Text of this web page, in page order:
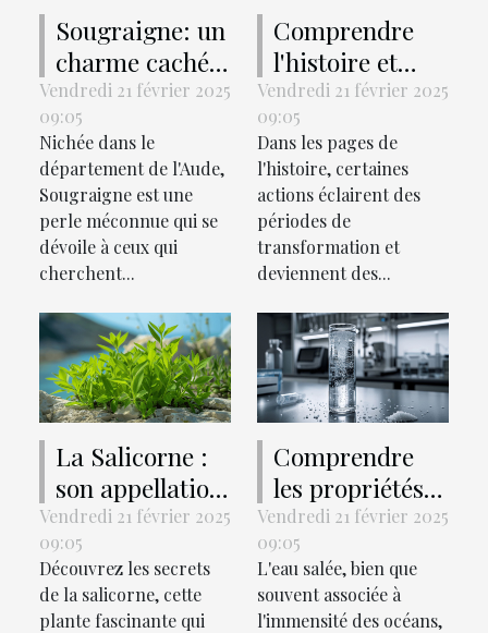
Sougraigne: un
charme caché
dans l'Aude à
découvrir
Vendredi 21 février 2025
09:05
Nichée dans le
département de l'Aude,
Sougraigne est une
perle méconnue qui se
dévoile à ceux qui
cherchent...
Comprendre
l'histoire et
l'importance de
la marche du
sel
Vendredi 21 février 2025
09:05
Dans les pages de
l'histoire, certaines
actions éclairent des
périodes de
transformation et
deviennent des...
La Salicorne :
son appellation
en anglais et
son importance
dans la région
de l'Aude
Vendredi 21 février 2025
09:05
Découvrez les secrets
de la salicorne, cette
plante fascinante qui
Comprendre
les propriétés
et les usages de
l'eau salée
Vendredi 21 février 2025
09:05
L'eau salée, bien que
souvent associée à
l'immensité des océans,